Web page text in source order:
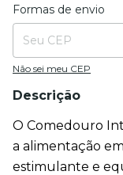
Entregas para o CEP:
Formas de envio
Não sei meu CEP
Descrição
O Comedouro
a alimentação
estimulante e